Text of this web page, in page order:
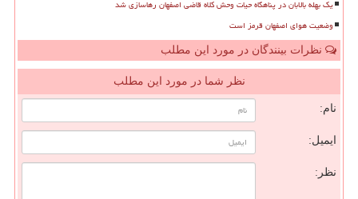
یک بهله بالابان در پناهگاه حیات وحش کلاه قاضی اصفهان رهاسازی شد
وضعیت هوای اصفهان قرمز است
نظرات بینندگان در مورد این مطلب
نظر شما در مورد این مطلب
نام:
ایمیل:
نظر: